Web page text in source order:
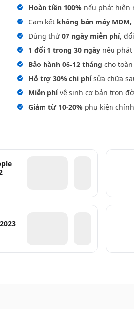
Hoàn tiền 100% nếu phát hiện
Cam kết không bán máy MDM,
Dùng thử07 ngày miễn phí,
1 đổi 1 trong 30 ngày nếu
Bảo hành 06-12 tháng cho
Hỗ trợ 30% chi phísửa chữa
Miễn phívệ sinh cơ bản trọn
Giảm từ 10-20% phụ kiện